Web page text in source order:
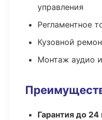
управления
Регламентное
Кузовной
Монтаж аудио
Гарантия до